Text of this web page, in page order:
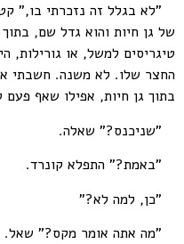
"לא בגלל זה נזכרתי בו,"
של גן חיות והוא גדל שם,
טיגריסים למשל, או גורילות,
החצר שלו. לא משנה. חשבתי
בתוך גן חיות, אפילו שאף פעם
"שניכנס?" שאלה.
"באמת?" התפלא קונרד.
"כן, למה לא?"
"מה אתה אומר מקס?" שאל.